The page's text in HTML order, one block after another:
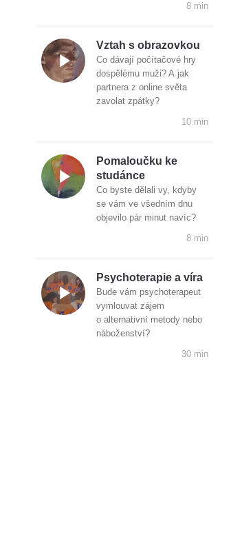
8 min
Vztah s obrazovkou
Co dávají počítačové hry
dospělému muži? A jak
partnera z online světa
zavolat zpátky?
10 min
Pomaloučku ke
studánce
Co byste dělali vy, kdyby
se vám ve všedním dnu
objevilo pár minut navíc?
8 min
Psychoterapie a víra
Bude vám psychoterapeut
vymlouvat zájem
o alternativní metody nebo
náboženství?
30 min